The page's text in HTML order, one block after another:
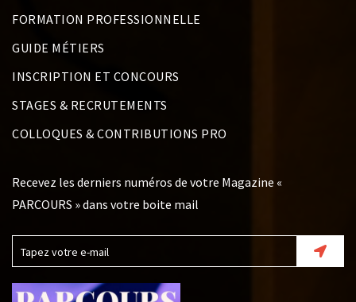
FORMATION PROFESSIONNELLE
GUIDE MÉTIERS
INSCRIPTION ET CONCOURS
STAGES & RECRUTEMENTS
COLLOQUES & CONTRIBUTIONS PRO
Recevez les derniers numéros de votre Magazine «
PARCOURS » dans votre boite mail